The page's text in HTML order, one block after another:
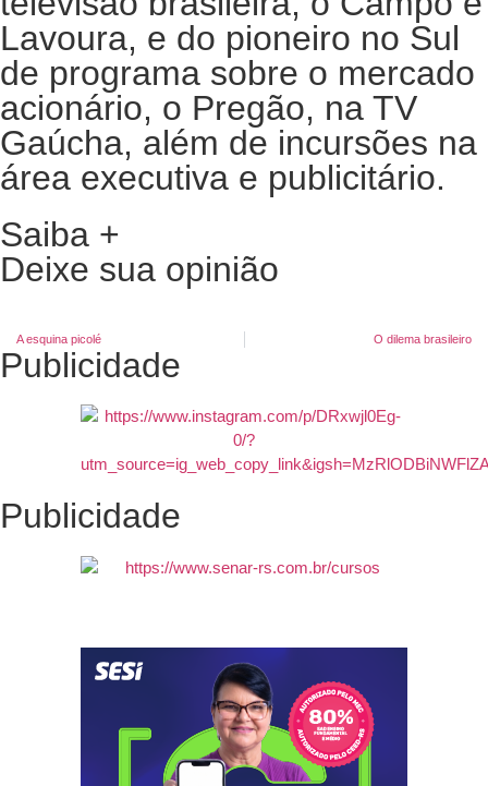
Lavoura, e do pioneiro no Sul
de programa sobre o mercado
acionário, o Pregão, na TV
Gaúcha, além de incursões na
área executiva e publicitário.
Saiba +
Deixe sua opinião
A esquina picolé O dilema brasileiro
Publicidade
Publicidade